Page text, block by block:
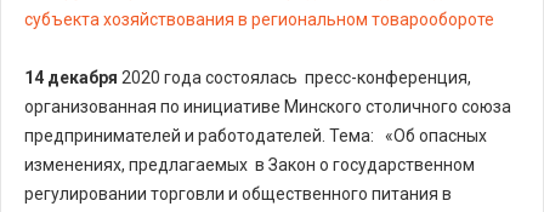
14 декабря 2020 года состоялась пресс-конференция,
организованная по инициативе Минского столичного союза
предпринимателей и работодателей. Тема: «Об опасных
изменениях, предлагаемых в Закон о государственном
регулировании торговли и общественного питания в